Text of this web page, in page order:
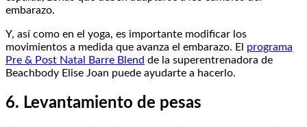
embarazo.
Y, así como en el yoga, es importante modificar los
movimientos a medida que avanza el embarazo. El programa
Pre & Post Natal Barre Blend de la superentrenadora de
Beachbody Elise Joan puede ayudarte a hacerlo.
6. Levantamiento de pesas